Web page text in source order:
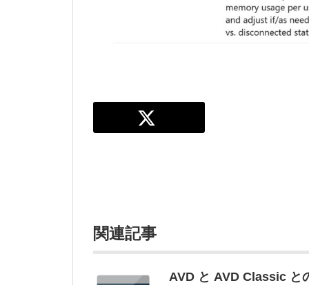
関連記事
AVD と AVD Classic と